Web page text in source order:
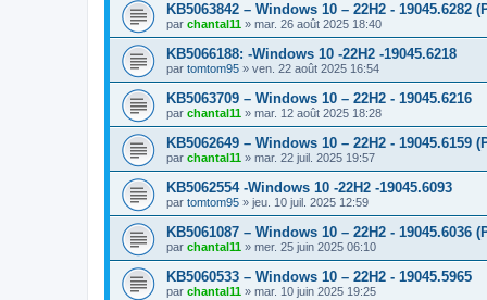
KB5063842 – Windows 10 – 22H2 - 19045.6282
par chantal11 » mar. 26 août 2025 18:40
KB5066188: -Windows 10 -22H2 -19045.6218
par tomtom95 » ven. 22 août 2025 16:54
KB5063709 – Windows 10 – 22H2 - 19045.6216
par chantal11 » mar. 12 août 2025 18:28
KB5062649 – Windows 10 – 22H2 - 19045.6159
par chantal11 » mar. 22 juil. 2025 19:57
KB5062554 -Windows 10 -22H2 -19045.6093
par tomtom95 » jeu. 10 juil. 2025 12:59
KB5061087 – Windows 10 – 22H2 - 19045.6036
par chantal11 » mer. 25 juin 2025 06:10
KB5060533 – Windows 10 – 22H2 - 19045.5965
par chantal11 » mar. 10 juin 2025 19:25